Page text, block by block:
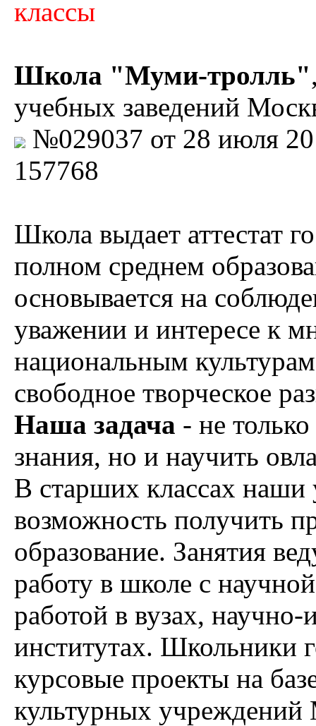
классы
Школа "Муми-тролль"
учебных заведений
№029037 от 28 июля
157768
Школа выдает аттестат
полном среднем
основывается на
уважении и интересе к
национальным
свободное творческое
Наша задача - не
знания, но и научить
В старших классах
возможность получить
образование. Занятия
работу в школе с
работой в вузах, научно-
институтах. Школьники
курсовые проекты на
культурных